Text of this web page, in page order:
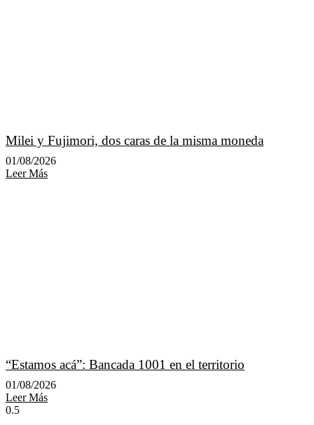
Milei y Fujimori, dos caras de la misma moneda
01/08/2026
Leer Más
“Estamos acá”: Bancada 1001 en el territorio
01/08/2026
Leer Más